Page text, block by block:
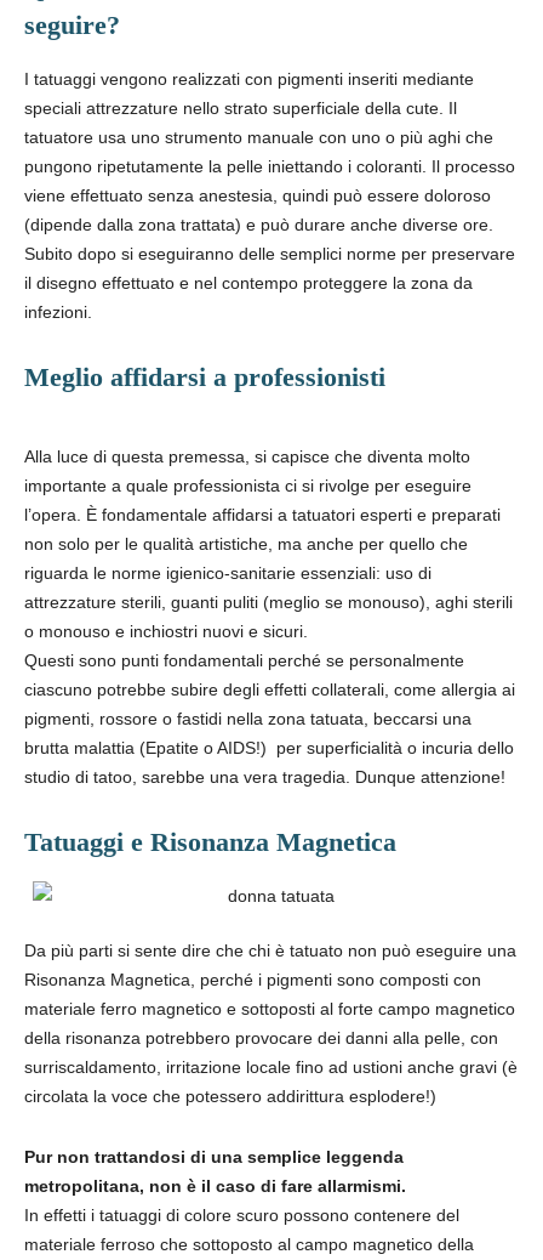
seguire?
I tatuaggi vengono realizzati con pigmenti inseriti mediante
speciali attrezzature nello strato superficiale della cute. Il
tatuatore usa uno strumento manuale con uno o più aghi che
pungono ripetutamente la pelle iniettando i coloranti. Il processo
viene effettuato senza anestesia, quindi può essere doloroso
(dipende dalla zona trattata) e può durare anche diverse ore.
Subito dopo si eseguiranno delle semplici norme per preservare
il disegno effettuato e nel contempo proteggere la zona da
infezioni.
Meglio affidarsi a professionisti
Alla luce di questa premessa, si capisce che diventa molto
importante a quale professionista ci si rivolge per eseguire
l’opera. È fondamentale affidarsi a tatuatori esperti e preparati
non solo per le qualità artistiche, ma anche per quello che
riguarda le norme igienico-sanitarie essenziali: uso di
attrezzature sterili, guanti puliti (meglio se monouso), aghi sterili
o monouso e inchiostri nuovi e sicuri.
Questi sono punti fondamentali perché se personalmente
ciascuno potrebbe subire degli effetti collaterali, come allergia ai
pigmenti, rossore o fastidi nella zona tatuata, beccarsi una
brutta malattia (Epatite o AIDS!) per superficialità o incuria dello
studio di tatoo, sarebbe una vera tragedia. Dunque attenzione!
Tatuaggi e Risonanza Magnetica
Da più parti si sente dire che chi è tatuato non può eseguire una
Risonanza Magnetica, perché i pigmenti sono composti con
materiale ferro magnetico e sottoposti al forte campo magnetico
della risonanza potrebbero provocare dei danni alla pelle, con
surriscaldamento, irritazione locale fino ad ustioni anche gravi (è
circolata la voce che potessero addirittura esplodere!)
Pur non trattandosi di una semplice leggenda
metropolitana, non è il caso di fare allarmismi.
In effetti i tatuaggi di colore scuro possono contenere del
materiale ferroso che sottoposto al campo magnetico della